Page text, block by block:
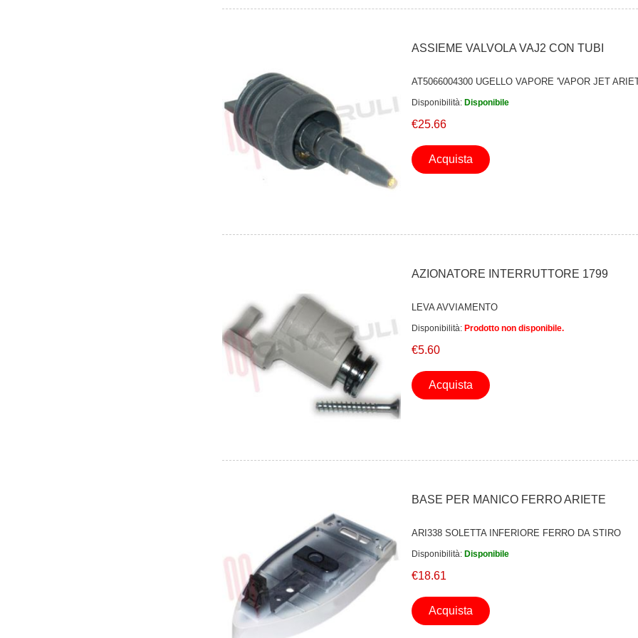
ASSIEME VALVOLA VAJ2 CON TUBI
AT5066004300 UGELLO VAPORE 'VAPOR JET
Disponibilità: Disponibile
€25.66
Acquista
AZIONATORE INTERRUTTORE 1799
LEVA AVVIAMENTO
Disponibilità: Prodotto non disponibile.
€5.60
Acquista
BASE PER MANICO FERRO ARIETE
ARI338 SOLETTA INFERIORE FERRO DA STIRO
Disponibilità: Disponibile
€18.61
Acquista